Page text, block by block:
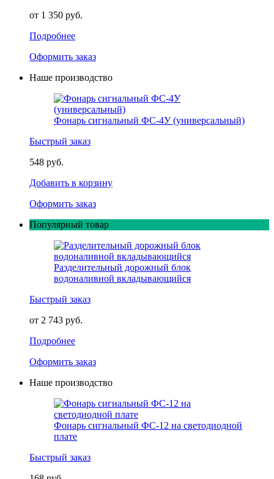
от 1 350 руб.
Подробнее
Оформить заказ
Наше производство
Фонарь сигнальный ФС-4У (универсальный)
Быстрый заказ
548 руб.
Добавить в корзину
Оформить заказ
Популярный товар
Разделительный дорожный блок
водоналивной вкладывающийся
Быстрый заказ
от 2 743 руб.
Подробнее
Оформить заказ
Наше производство
Фонарь сигнальный ФС-12 на светодиодной
плате
Быстрый заказ